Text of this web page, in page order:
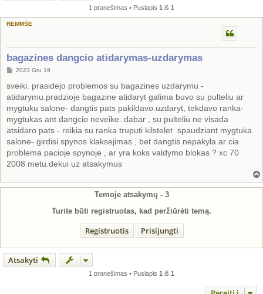
1 pranešimas • Puslapis 1 iš 1
REMMŠE
bagazines dangcio atidarymas-uzdarymas
S
a
n
d
r
t
i
n
ė
2023 Gru 19
sveiki. prasidejo problemos su bagazines uzdarymu -
atidarymu.pradzioje bagazine atidaryt galima buvo su pulteliu ar
mygtuku salone- dangtis pats pakildavo.uzdaryt, tekdavo ranka-
mygtukas ant dangcio neveike. dabar , su pulteliu ne visada
atsidaro pats - reikia su ranka truputi kilstelet .spaudziant mygtuka
salone- girdisi spynos klaksejimas , bet dangtis nepakyla.ar cia
problema pacioje spynoje , ar yra koks valdymo blokas ? xc 70
2008 metu.dekui uz atsakymus
i
Temoje atsakymų - 3
Turite būti registruotas, kad peržiūrėti temą.
Registruotis Prisijungti
Atsakyti
1 pranešimas • Puslapis 1 iš 1